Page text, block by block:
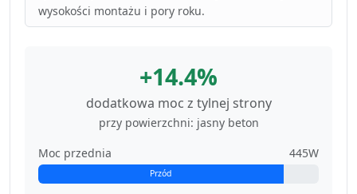
wysokości montażu i pory roku.
+14.4%
dodatkowa moc z tylnej strony
przy powierzchni: jasny beton
Moc przednia
445W
Przód